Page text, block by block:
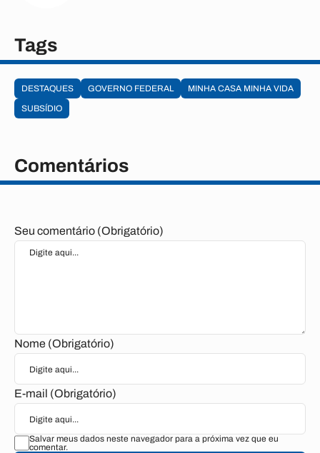
Tags
DESTAQUES GOVERNO FEDERAL
MINHA CASA MINHA VIDA
SUBSÍDIO
Comentários
Seu comentário (Obrigatório)
Nome (Obrigatório)
E-mail (Obrigatório)
Salvar meus dados neste navegador para a próxima vez que eu
comentar.